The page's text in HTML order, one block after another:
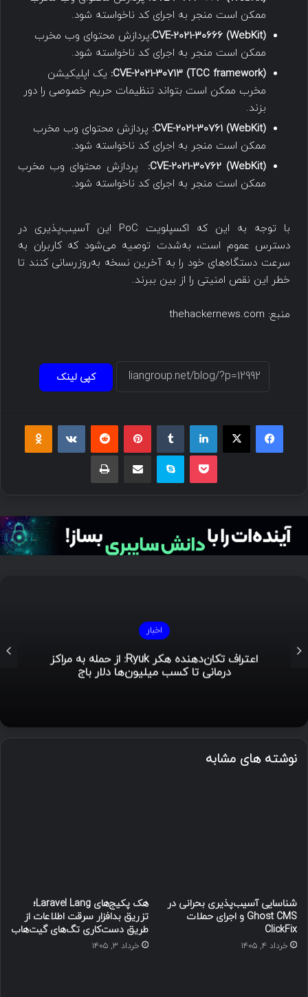
ممکن است منجر به اجرای کد ناخواسته شود.
CVE-2021-30666 (WebKit): پردازش محتوای وب مخرب
ممکن است منجر به اجرای کد ناخواسته شود.
CVE-2021-30713 (TCC framework): یک اپلیکیشن
مخرب ممکن است بتواند تنظیمات حریم خصوصی را دور
بزند.
CVE-2021-30761 (WebKit): پردازش محتوای وب مخرب
ممکن است منجر به اجرای کد ناخواسته شود.
CVE-2021-30762 (WebKit):
پردازش محتوای وب مخرب
ممکن است منجر به اجرای کد ناخواسته شود.
با توجه به این که اکسپلویت PoC این آسیب‌‌پذیری در
دسترس عموم است، به‌شدت توصیه می‌شود که کاربران به
سرعت دستگاه‌های خود را به آخرین نسخه به‌روزرسانی کنند تا
خطر این نقص امنیتی را از بین ببرند.
منبع: thehackernews.com
کپی لینک
اخبار
هشدار BeyondTrust درباره آسیب‌پذیری‌های
بحرانی در نرم‌افزارهای دسترسی از راه دور
نوشته های مشابه
شناسایی آسیب‌پذیری بحرانی در
Ghost CMS و اجرای حملات
ClickFix
خرداد ۴, ۱۴۰۵
هک پکیج‌های Laravel Lang؛
تزریق بدافزار سرقت اطلاعات از
طریق دست‌کاری تگ‌های گیت‌هاب
خرداد ۳, ۱۴۰۵